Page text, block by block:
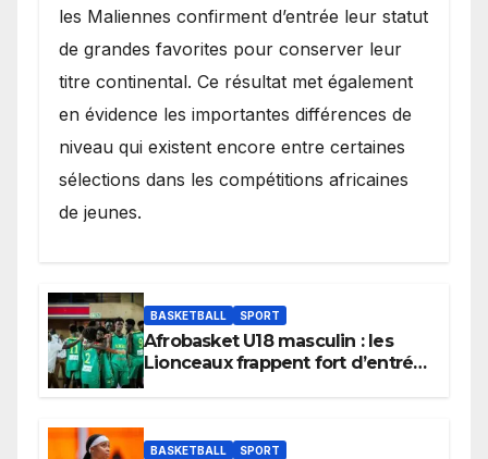
les Maliennes confirment d’entrée leur statut
de grandes favorites pour conserver leur
titre continental. Ce résultat met également
en évidence les importantes différences de
niveau qui existent encore entre certaines
sélections dans les compétitions africaines
de jeunes.
BASKETBALL SPORT
Afrobasket U18 masculin : les
Lionceaux frappent fort d’entrée
BASKETBALL SPORT